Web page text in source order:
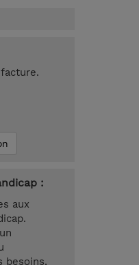
:
aux
besoins,